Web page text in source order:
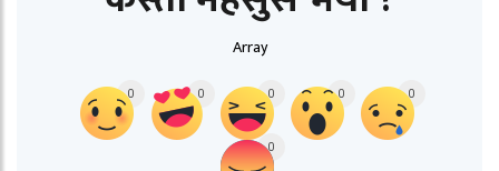
Array
0 0 0 0 0
0